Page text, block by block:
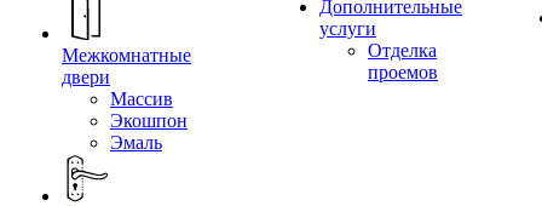
Межкомнатные
двери
Массив
Экошпон
Эмаль
Дополнительные
услуги
Отделка
проемов